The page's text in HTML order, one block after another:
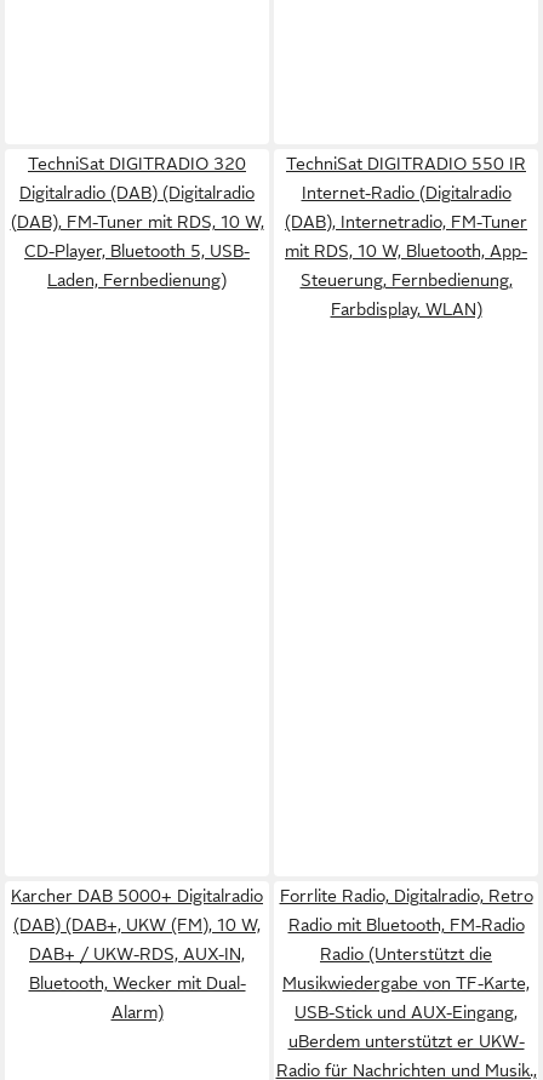
TechniSat DIGITRADIO 320
Digitalradio (DAB) (Digitalradio
(DAB), FM-Tuner mit RDS, 10 W,
CD-Player, Bluetooth 5, USB-
Laden, Fernbedienung)
TechniSat DIGITRADIO 550 IR
Internet-Radio (Digitalradio
(DAB), Internetradio, FM-Tuner
mit RDS, 10 W, Bluetooth, App-
Steuerung, Fernbedienung,
Farbdisplay, WLAN)
Karcher DAB 5000+ Digitalradio
(DAB) (DAB+, UKW (FM), 10 W,
DAB+ / UKW-RDS, AUX-IN,
Bluetooth, Wecker mit Dual-
Alarm)
Forrlite Radio, Digitalradio, Retro
Radio mit Bluetooth, FM-Radio
Radio (Unterstützt die
Musikwiedergabe von TF-Karte,
USB-Stick und AUX-Eingang,
uBerdem unterstützt er UKW-
Radio für Nachrichten und Musik.,